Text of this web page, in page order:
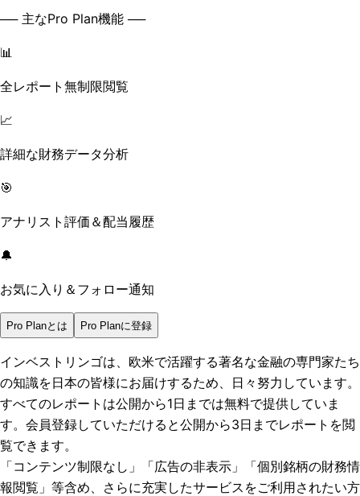
── 主なPro Plan機能 ──
📊
全レポート無制限閲覧
📈
詳細な財務データ分析
🎯
アナリスト評価＆配当履歴
🔔
お気に入り＆フォロー通知
Pro Planとは Pro Planに登録
インベストリンゴは、欧米で活躍する著名な金融の専門家たち
の知識を日本の皆様にお届けするため、日々努力しています。
すべてのレポートは公開から1日までは無料で提供していま
す。会員登録していただけると公開から3日までレポートを閲
覧できます。
「コンテンツ制限なし」「広告の非表示」「個別銘柄の財務情
報閲覧」 等含め、さらに充実したサービスをご利用されたい方